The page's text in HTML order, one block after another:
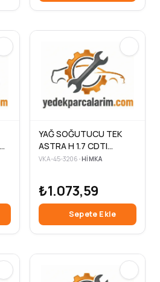
YAĞ SOĞUTUCU TEK
ASTRA H 1.7 CDTI
04>10>
VKA-45-3206 •HIMKA
₺1.073,59
Sepete Ekle